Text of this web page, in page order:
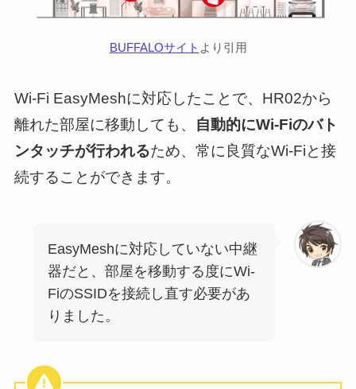
BUFFALOサイト より引用
Wi-Fi EasyMeshに対応したことで、HR02から
離れた部屋に移動しても、 自動的にWi-Fiのバト
ンタッチが行われるため、常に良質なWi-Fiと接
続することができます。
EasyMeshに対応していない中継
器だと、部屋を移動する度にWi-
FiのSSIDを接続し直す必要があ
りました。